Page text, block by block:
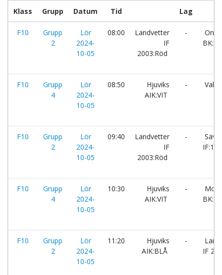
Klass Grupp Datum Tid Lag
F10
Grupp
2
Lör
2024-
10-05
08:00
Landvetter
IF
2003:Röd
-
F10
Grupp
4
Lör
2024-
10-05
08:50
Hjuviks
AIK:VIT
-
F10
Grupp
2
Lör
2024-
10-05
09:40
Landvetter
IF
2003:Röd
-
IF:1
F10
Grupp
4
Lör
2024-
10-05
10:30
Hjuviks
AIK:VIT
-
F10
Grupp
2
Lör
2024-
10-05
11:20
Hjuviks
AIK:BLÅ
-
IF